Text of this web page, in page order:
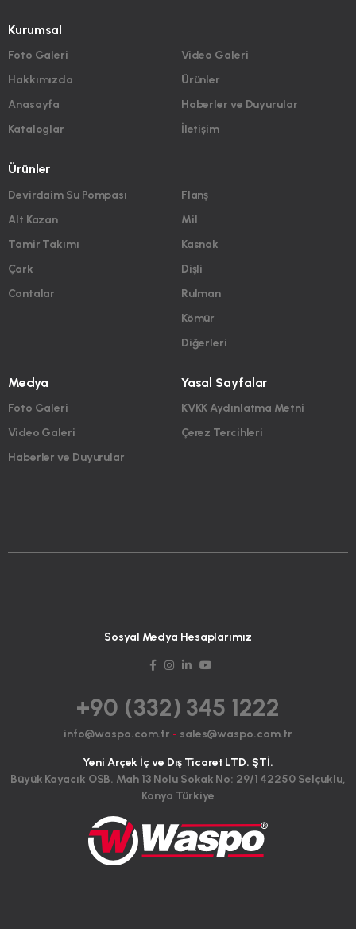
Kurumsal
Foto Galeri
Hakkımızda
Anasayfa
Kataloglar
Video Galeri
Ürünler
Haberler ve Duyurular
İletişim
Ürünler
Devirdaim Su Pompası
Alt Kazan
Tamir Takımı
Çark
Contalar
Flanş
Mil
Kasnak
Dişli
Rulman
Kömür
Diğerleri
Medya
Foto Galeri
Video Galeri
Haberler ve Duyurular
Yasal Sayfalar
KVKK Aydınlatma Metni
Çerez Tercihleri
Sosyal Medya Hesaplarımız
+90 (332) 345 1222
info@waspo.com.tr - sales@waspo.com.tr
Yeni Arçek İç ve Dış Ticaret LTD. ŞTİ.
Büyük Kayacık OSB. Mah 13 Nolu Sokak No: 29/1 42250 Selçuklu,
Konya Türkiye